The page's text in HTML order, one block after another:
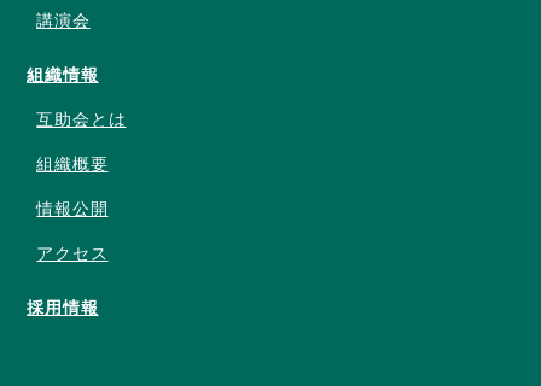
講演会
組織情報
互助会とは
組織概要
情報公開
アクセス
採用情報